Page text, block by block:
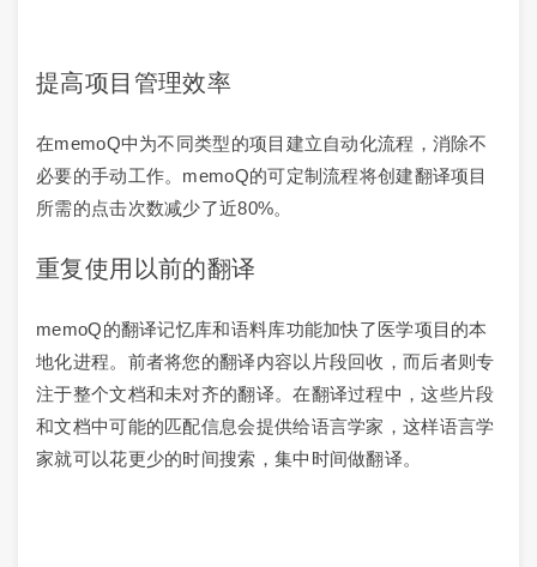
提高项目管理效率
在memoQ中为不同类型的项目建立自动化流程，消除不
必要的手动工作。memoQ的可定制流程将创建翻译项目
所需的点击次数减少了近80%。
重复使用以前的翻译
memoQ的翻译记忆库和语料库功能加快了医学项目的本
地化进程。前者将您的翻译内容以片段回收，而后者则专
注于整个文档和未对齐的翻译。在翻译过程中，这些片段
和文档中可能的匹配信息会提供给语言学家，这样语言学
家就可以花更少的时间搜索，集中时间做翻译。